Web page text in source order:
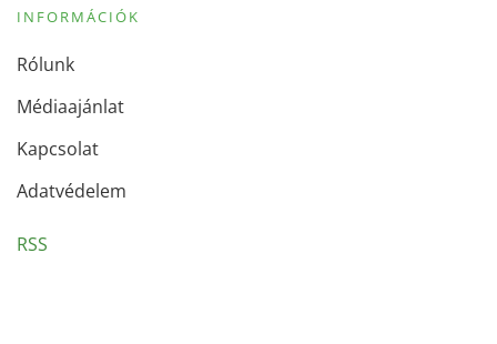
INFORMÁCIÓK
Rólunk
Médiaajánlat
Kapcsolat
Adatvédelem
RSS